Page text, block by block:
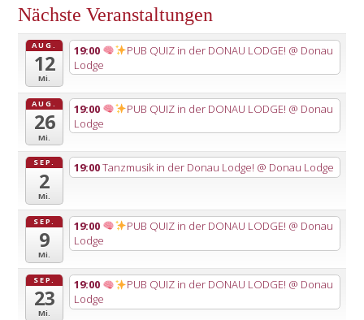
Nächste Veranstaltungen
AUG.
12
Mi.
19:00 PUB QUIZ in der DONAU LODGE! @ Donau
Lodge
AUG.
26
Mi.
19:00 PUB QUIZ in der DONAU LODGE! @ Donau
Lodge
SEP.
2
Mi.
19:00Tanzmusik in der Donau Lodge! @ Donau Lodge
SEP.
9
Mi.
19:00 PUB QUIZ in der DONAU LODGE! @ Donau
Lodge
SEP.
23
Mi.
19:00 PUB QUIZ in der DONAU LODGE! @ Donau
Lodge